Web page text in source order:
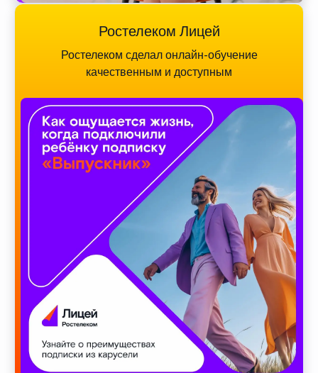
Ростелеком Лицей
Ростелеком сделал онлайн-обучение
качественным и доступным